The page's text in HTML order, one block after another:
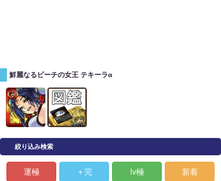
鮮麗なるビーチの女王 テキーラα
絞り込み検索
運極 ＋完 lv極 新着